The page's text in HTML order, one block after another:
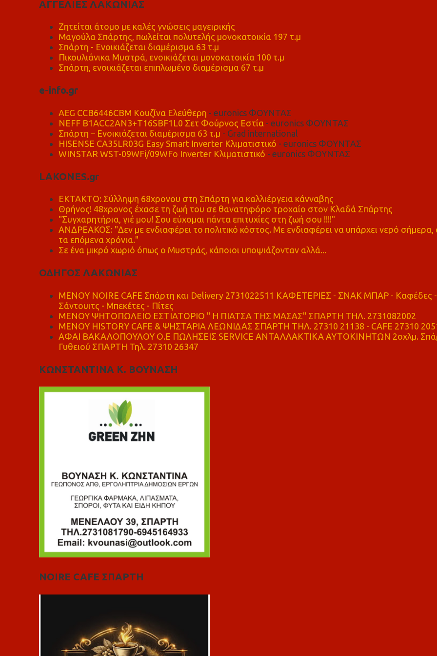
ΑΓΓΕΛΙΕΣ ΛΑΚΩΝΙΑΣ
Ζητείται άτομο με καλές γνώσεις μαγειρικής
Μαγούλα Σπάρτης, πωλείται πολυτελής μονοκατοικία 197 τ.μ
Σπάρτη - Ενοικιάζεται διαμέρισμα 63 τ.μ
Πικουλιάνικα Μυστρά, ενοικιάζεται μονοκατοικία 100 τ.μ
Σπάρτη, ενοικιάζεται επιπλωμένο διαμέρισμα 67 τ.μ
e-info.gr
AEG CCB6446CBM Κουζίνα Ελεύθερη - euronics ΦΟΥΝΤΑΣ
NEFF B1ACC2AN3+T16SBF1L0 Σετ Φούρνος Εστία - euronics ΦΟΥΝΤΑΣ
Σπάρτη – Ενοικιάζεται διαμέρισμα 63 τ.μ - Grad international
HISENSE CA35LR03G Easy Smart Inverter Κλιματιστικό - euronics ΦΟΥΝΤΑΣ
WINSTAR WST-09WFi/09WFo Inverter Κλιματιστικό - euronics ΦΟΥΝΤΑΣ
LAKONES.gr
ΕΚΤΑΚΤΟ: Σύλληψη 68χρονου στη Σπάρτη για καλλιέργεια κάνναβης
Θρήνος! 48χρονος έχασε τη ζωή του σε θανατηφόρο τροχαίο στον Κλαδά Σπάρτης
"Συγχαρητήρια, γιέ μου! Σου εύχομαι πάντα επιτυχίες στη ζωή σου !!!!"
ΑΝΔΡΕΑΚΟΣ: "Δεν με ενδιαφέρει το πολιτικό κόστος. Με ενδιαφέρει να υπάρχει νερό σήμερα,
τα επόμενα χρόνια."
Σε ένα μικρό χωριό όπως ο Μυστράς, κάποιοι υποψιάζονταν αλλά...
ΟΔΗΓΟΣ ΛΑΚΩΝΙΑΣ
MENOY NOIRE CAFE Σπάρτη και Delivery 2731022511 ΚΑΦΕΤΕΡΙΕΣ - ΣΝΑΚ ΜΠΑΡ - Καφέδες -
Σάντουιτς - Μπεκέτες - Πίτες
ΜΕΝΟΥ ΨΗΤΟΠΩΛΕΙΟ ΕΣΤΙΑΤΟΡΙΟ " Η ΠΙΑΤΣΑ ΤΗΣ ΜΑΣΑΣ" ΣΠΑΡΤΗ ΤΗΛ. 2731082002
ΜΕΝΟΥ HISTORY CAFE & ΨΗΣΤΑΡΙΑ ΛΕΩΝΙΔΑΣ ΣΠΑΡΤΗ ΤΗΛ. 27310 21138 - CAFE 27310
ΑΦΑΙ ΒΑΚΑΛΟΠΟΥΛΟΥ Ο.Ε ΠΩΛΗΣΕΙΣ SERVICE ΑΝΤΑΛΛΑΚΤΙΚΑ ΑΥΤΟΚΙΝΗΤΩΝ 2οχλμ.
Γυθειού ΣΠΑΡΤΗ Τηλ. 27310 26347
ΚΩΝΣΤΑΝΤΙΝΑ Κ. ΒΟΥΝΑΣΗ
NOIRE CAFE ΣΠΑΡΤΗ